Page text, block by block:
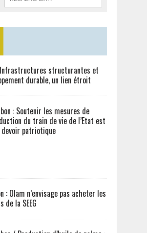
Infrastructures structurantes et
durable, un lien étroit
: Soutenir les mesures de
du train de vie de l’Etat est
devoir patriotique
: Olam n’envisage pas acheter les
de la SEEG